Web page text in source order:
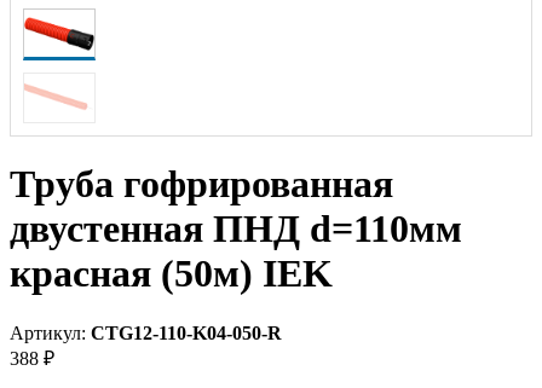
Труба гофрированная
двустенная ПНД d=110мм
красная (50м) IEK
Артикул: CTG12-110-K04-050-R
388 ₽